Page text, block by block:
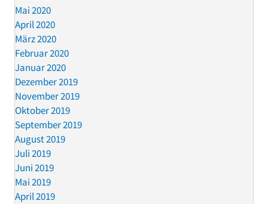
Mai 2020
April 2020
März 2020
Februar 2020
Januar 2020
Dezember 2019
November 2019
Oktober 2019
September 2019
August 2019
Juli 2019
Juni 2019
Mai 2019
April 2019